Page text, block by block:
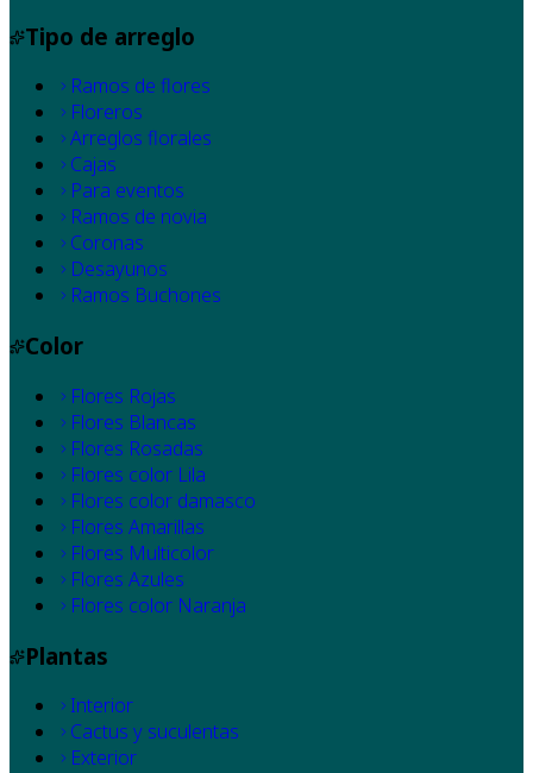
Tipo de arreglo
Ramos de flores
Floreros
Arreglos florales
Cajas
Para eventos
Ramos de novia
Coronas
Desayunos
Ramos Buchones
Color
Flores Rojas
Flores Blancas
Flores Rosadas
Flores color Lila
Flores color damasco
Flores Amarillas
Flores Multicolor
Flores Azules
Flores color Naranja
Plantas
Interior
Cactus y suculentas
Exterior